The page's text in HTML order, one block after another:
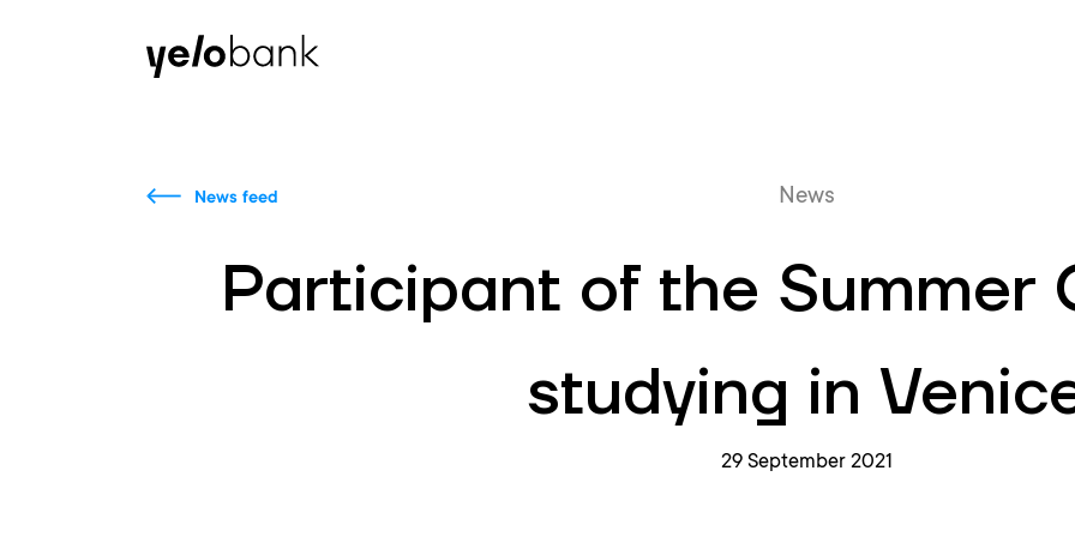
News feed News
Participant of the Summer
studying in
29 September 2021